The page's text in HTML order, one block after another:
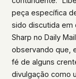
peça específica
sido discutida em
Sharp no Daily
observando que,
fé de alguns
divulgação como